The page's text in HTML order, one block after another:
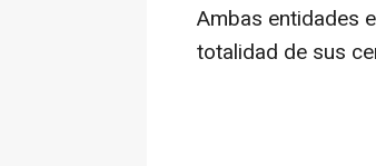
Ambas entidades
totalidad de sus